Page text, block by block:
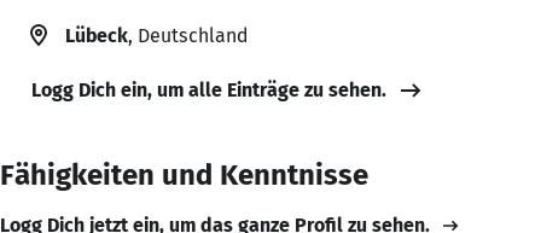
Lübeck, Deutschland
Logg Dich ein, um alle Einträge zu sehen.
Fähigkeiten und Kenntnisse
Logg Dich jetzt ein, um das ganze Profil zu sehen.